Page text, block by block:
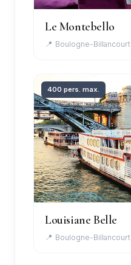
Le Montebello
📍 Boulogne-Billancourt
400 pers. max.
Louisiane Belle
📍 Boulogne-Billancourt